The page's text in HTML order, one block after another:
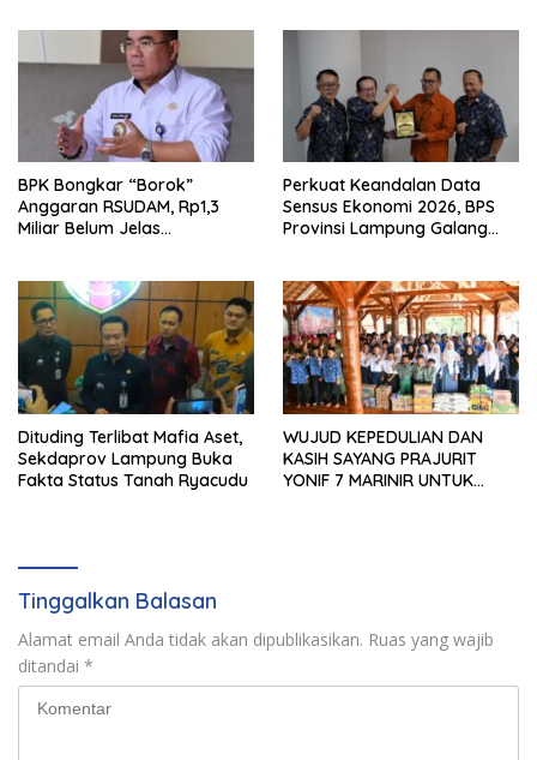
BPK Bongkar “Borok”
Anggaran RSUDAM, Rp1,3
Miliar Belum Jelas
Perkuat Keandalan Data
Sensus Ekonomi 2026, BPS
Provinsi Lampung Galang
Dituding Terlibat Mafia Aset,
Sekdaprov Lampung Buka
Fakta Status Tanah Ryacudu
WUJUD KEPEDULIAN DAN
KASIH SAYANG PRAJURIT
YONIF 7 MARINIR UNTUK
Tinggalkan Balasan
Alamat email Anda tidak akan dipublikasikan. Ruas yang wajib
ditandai *